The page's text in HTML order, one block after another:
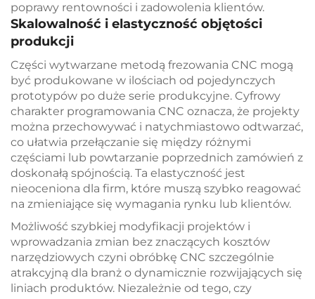
poprawy rentowności i zadowolenia klientów.
Skalowalność i elastyczność objętości
produkcji
Części wytwarzane metodą frezowania CNC mogą
być produkowane w ilościach od pojedynczych
prototypów po duże serie produkcyjne. Cyfrowy
charakter programowania CNC oznacza, że projekty
można przechowywać i natychmiastowo odtwarzać,
co ułatwia przełączanie się między różnymi
częściami lub powtarzanie poprzednich zamówień z
doskonałą spójnością. Ta elastyczność jest
nieoceniona dla firm, które muszą szybko reagować
na zmieniające się wymagania rynku lub klientów.
Możliwość szybkiej modyfikacji projektów i
wprowadzania zmian bez znaczących kosztów
narzędziowych czyni obróbkę CNC szczególnie
atrakcyjną dla branż o dynamicznie rozwijających się
liniach produktów. Niezależnie od tego, czy